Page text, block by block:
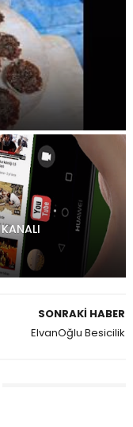
SONRAKI HABER
ElvanOğlu Besicilik